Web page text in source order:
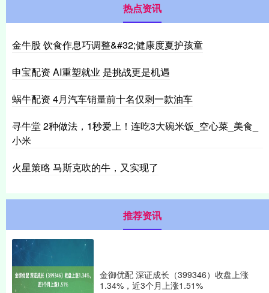
热点资讯
金牛股 饮食作息巧调整&#32;健康度夏护孩童
申宝配资 AI重塑就业 是挑战更是机遇
蜗牛配资 4月汽车销量前十名仅剩一款油车
寻牛堂 2种做法，1秒爱上！连吃3大碗米饭_空心菜_美食_
小米
火星策略 马斯克吹的牛，又实现了
推荐资讯
金御优配 深证成长（399346）收盘上涨
1.34%，近3个月上涨1.51%